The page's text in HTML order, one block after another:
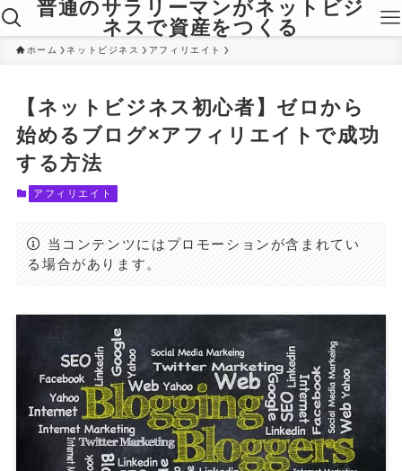
普通のサラリーマンがネットビジ
ネスで資産をつくる
ホーム ネットビジネス アフィリエイト
【ネットビジネス初心者】ゼロから
始めるブログ×アフィリエイトで成功
する方法
アフィリエイト
当コンテンツにはプロモーションが含まれてい
る場合があります。